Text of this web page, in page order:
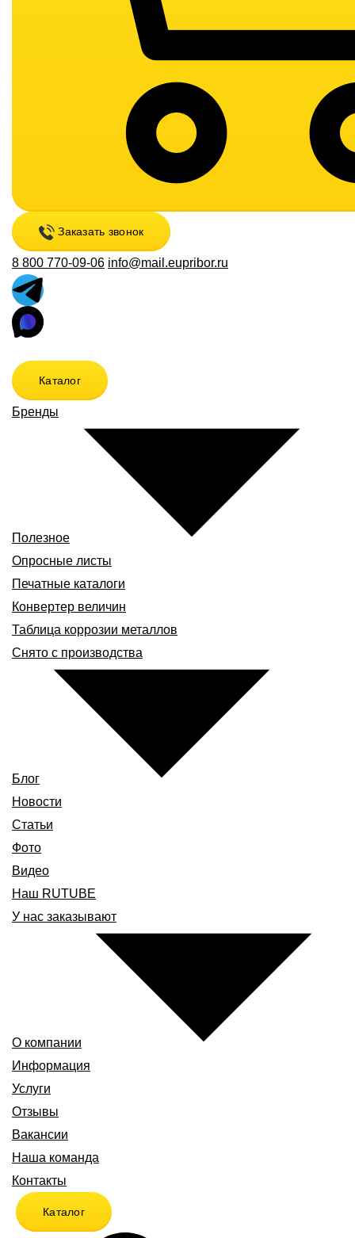
Заказать звонок
8 800 770-09-06 info@mail.eupribor.ru
Каталог
Бренды
Полезное
Опросные листы
Печатные каталоги
Конвертер величин
Таблица коррозии металлов
Снято с производства
Блог
Новости
Статьи
Фото
Видео
Наш RUTUBE
У нас заказывают
О компании
Информация
Услуги
Отзывы
Вакансии
Наша команда
Контакты
Каталог